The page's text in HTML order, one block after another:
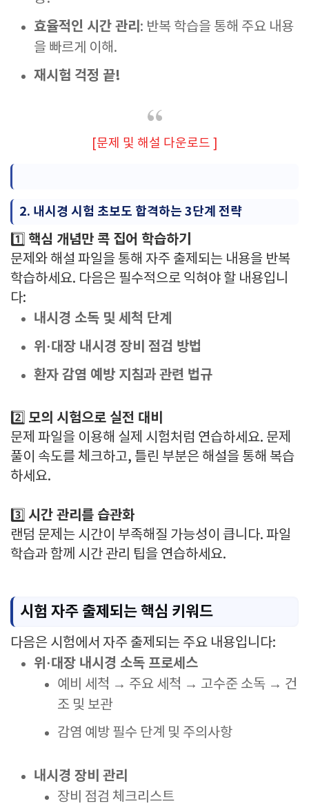
효율적인 시간 관리 : 반복 학습을 통해 주요 내용
을 빠르게 이해.
재시험 걱정 끝!
[문제 및 해설 다운로드 ]
2. 내시경 시험 초보도 합격하는 3단계 전략
1️⃣ 핵심 개념만 콕 집어 학습하기
문제와 해설 파일을 통해 자주 출제되는 내용을 반복
학습하세요. 다음은 필수적으로 익혀야 할 내용입니
다:
내시경 소독 및 세척 단계
위·대장 내시경 장비 점검 방법
환자 감염 예방 지침과 관련 법규
2️⃣ 모의 시험으로 실전 대비
문제 파일을 이용해 실제 시험처럼 연습하세요. 문제
풀이 속도를 체크하고, 틀린 부분은 해설을 통해 복습
하세요.
3️⃣ 시간 관리를 습관화
랜덤 문제는 시간이 부족해질 가능성이 큽니다. 파일
학습과 함께 시간 관리 팁을 연습하세요.
시험 자주 출제되는 핵심 키워드
다음은 시험에서 자주 출제되는 주요 내용입니다:
위·대장 내시경 소독 프로세스
예비 세척 → 주요 세척 → 고수준 소독 → 건
조 및 보관
감염 예방 필수 단계 및 주의사항
내시경 장비 관리
장비 점검 체크리스트